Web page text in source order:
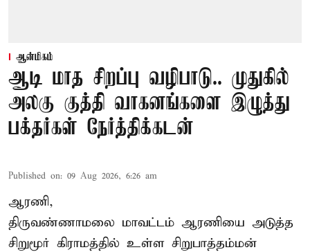
ஆன்மிகம்
ஆடி மாத சிறப்பு வழிபாடு.. முதுகில்
அலகு குத்தி வாகனங்களை இழுத்து
பக்தர்கள் நேர்த்திக்கடன்
Published on: 09 Aug 2026, 6:26 am
ஆரணி,
திருவண்ணாமலை மாவட்டம் ஆரணியை அடுத்த
சிறுமூர் கிராமத்தில் உள்ள சிறுபாத்தம்மன்